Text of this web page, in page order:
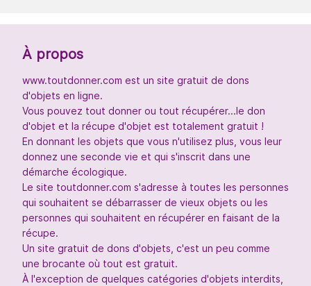
À propos
www.toutdonner.com est un site gratuit de dons
d'objets en ligne.
Vous pouvez tout donner ou tout récupérer...le don
d'objet et la récupe d'objet est totalement gratuit !
En donnant les objets que vous n'utilisez plus, vous leur
donnez une seconde vie et qui s'inscrit dans une
démarche écologique.
Le site toutdonner.com s'adresse à toutes les personnes
qui souhaitent se débarrasser de vieux objets ou les
personnes qui souhaitent en récupérer en faisant de la
récupe.
Un site gratuit de dons d'objets, c'est un peu comme
une brocante où tout est gratuit.
À l'exception de quelques catégories d'objets interdits,